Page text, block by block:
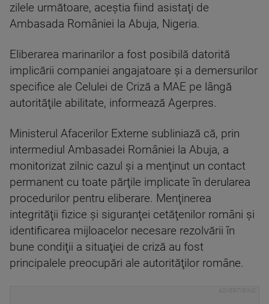
zilele următoare, aceştia fiind asistaţi de
Ambasada României la Abuja, Nigeria.
Eliberarea marinarilor a fost posibilă datorită
implicării companiei angajatoare şi a demersurilor
specifice ale Celulei de Criză a MAE pe lângă
autorităţile abilitate, informează Agerpres.
Ministerul Afacerilor Externe subliniază că, prin
intermediul Ambasadei României la Abuja, a
monitorizat zilnic cazul şi a menţinut un contact
permanent cu toate părţile implicate în derularea
procedurilor pentru eliberare. Menţinerea
integrităţii fizice şi siguranţei cetăţenilor români şi
identificarea mijloacelor necesare rezolvării în
bune condiţii a situaţiei de criză au fost
principalele preocupări ale autorităţilor române.